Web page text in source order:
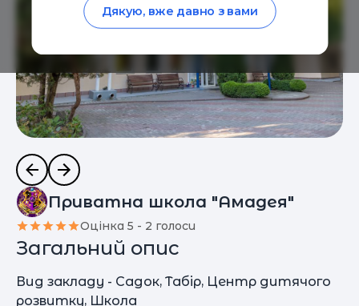
Приватна школа "Амадея"
Оцінка 5 - 2 голоси
Загальний опис
Вид закладу - Садок, Табір, Центр дитячого
розвитку, Школа
Дякую, вже давно з вами